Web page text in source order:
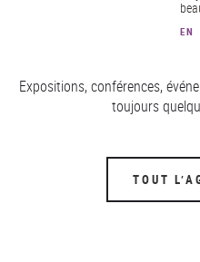
EN
Expositions, conférences,
toujours
TOUT